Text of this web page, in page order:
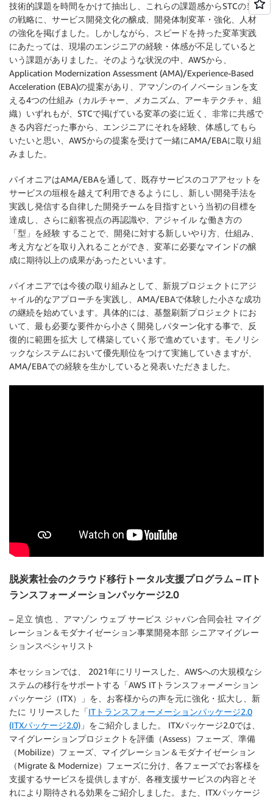
技術的課題を時間をかけて抽出し、これらの課題感からSTCの当面
の戦略に、サービス開発文化の醸成、開発体制変革・強化、人材
の強化を掲げました。しかしながら、スピードを持った変革実践
にあたっては、現場のエンジニアの経験・体感が不足していると
いう課題がありました。そのような状況の中、AWSから、
Application Modernization Assessment (AMA)/Experience-Based
Acceleration (EBA)の提案があり、アマゾンのイノベーションを支
える4つの仕組み（カルチャー、メカニズム、アーキテクチャ、組
織）いずれもが、STCで掲げている変革の姿に近く、非常に共感で
きる内容だった事から、エンジニアにそれを経験、体感してもら
いたいと思い、AWSからの提案を受けて一緒にAMA/EBAに取り組
みました。
パイオニアはAMA/EBAを通して、既存サービスのコアアセットを
サービスの垣根を越えて利用できるようにし、新しい開発手法を
実践し発信する自律した開発チームを目指すという当初の目標を
達成し、さらに顧客視点の再認識や、アジャイル な働き方の
「型」を経験 することで、開発に対する新しいやり方、仕組み、
考え方などを取り入れることができ、変革に必要なマインドの醸
成に期待以上の成果があったといいます。
パイオニアでは今後の取り組みとして、新規プロジェクトにアジ
ャイル的なアプローチを実践し、AMA/EBAで体験した小さな成功
の継続を始めています。具体的には、基盤刷新プロジェクトにお
いて、最も必要な要件から小さく開発しパターン化する事で、反
復的に範囲を拡大 して構築していく形で進めています。モノリシ
ックなシステムにおいて優先順位をつけて実施していきますが、
AMA/EBAでの経験を生かしていると発表いただきました。
脱炭素社会のクラウド移行トータル支援プログラム – ITト
ランスフォーメーションパッケージ2.0
– 足立 慎也 、アマゾン ウェブ サービス ジャパン合同会社 マイグ
レーション＆モダナイゼーション事業開発本部 シニアマイグレー
ションスペシャリスト
本セッションでは、 2021年にリリースした、AWSへの大規模なシ
ステムの移行をサポートする「AWS ITトランスフォーメーション
パッケージ（ITX）」を、お客様からの声を元に強化・拡大し、新
たに リリースした「ITトランスフォーメーションパッケージ2.0
(ITXパッケージ2.0) 」をご紹介しました。 ITXパッケージ2.0では、
マイグレーションプロジェクトを評価（Assess）フェーズ、準備
（Mobilize）フェーズ、マイグレーション＆モダナイゼーション
（Migrate & Modernize）フェーズに分け、各フェーズでお客様を
支援するサービスを提供しますが、各種支援サービスの内容とそ
れにより期待される効果をご紹介しました。また、ITXパッケージ